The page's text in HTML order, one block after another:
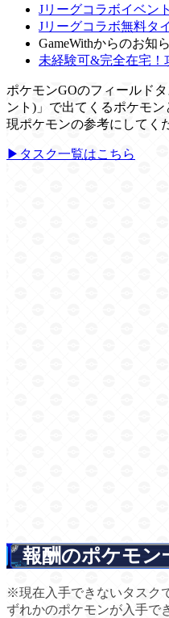
Jリーグコラボイベン
Jリーグコラボ無料タ
GameWithからのお知
未経験可&完全在宅！
ポケモンGOのフィールド
ント)」で出てくるポケモ
現ポケモンの参考にしてく
▶タスク一覧はこちら
報酬のポケモン
※現在入手できないタスク
ずれかのポケモンが入手で